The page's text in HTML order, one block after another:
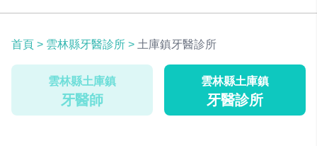
首頁 > 雲林縣牙醫診所 > 土庫鎮牙醫診所
雲林縣土庫鎮
牙醫師
雲林縣土庫鎮
牙醫診所